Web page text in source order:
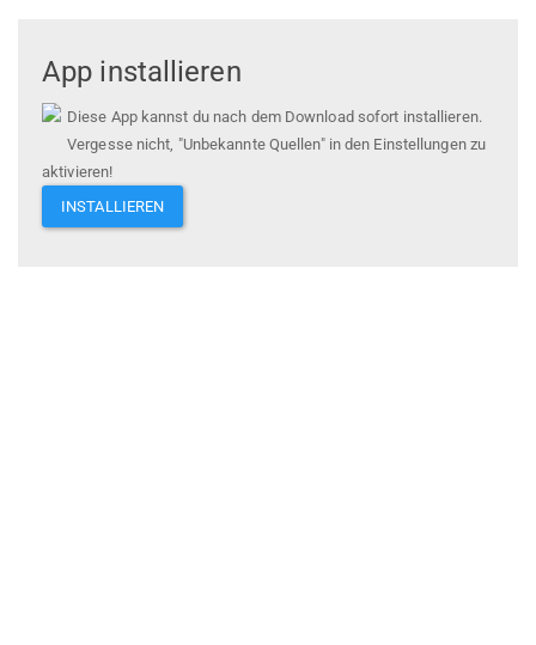
App installieren
Diese App kannst du nach dem Download sofort installieren.
Vergesse nicht, "Unbekannte Quellen" in den Einstellungen zu
aktivieren!
INSTALLIEREN